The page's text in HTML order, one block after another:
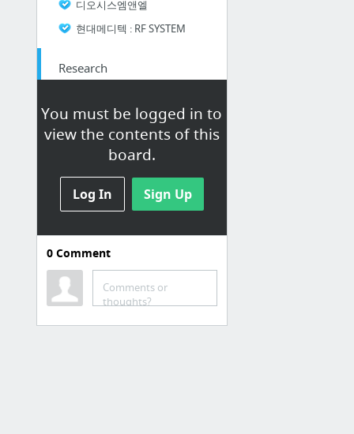
You must be logged in to
view the contents of this
board.
Log In Sign Up
디오시스엠앤엘
현대메디텍 : RF SYSTEM
Research
:: KIMES ::
고주파 관련 자료
고주파 관련
0Comment
Comments or
thoughts?